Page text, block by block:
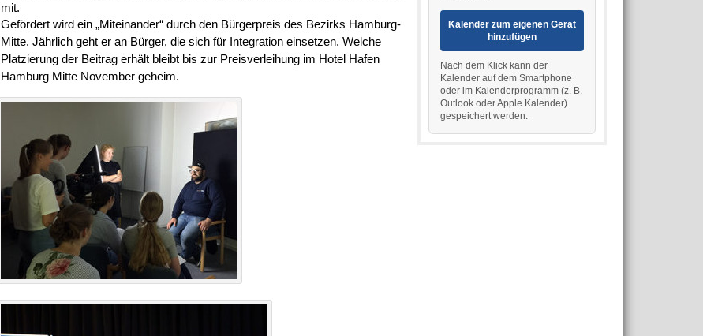
mit.
Gefördert wird ein „Miteinander“ durch den Bürgerpreis des Bezirks Hamburg-
Mitte. Jährlich geht er an Bürger, die sich für Integration einsetzen. Welche
Platzierung der Beitrag erhält bleibt bis zur Preisverleihung im Hotel Hafen
Hamburg Mitte November geheim.
Kalender zum eigenen Gerät
hinzufügen
Nach dem Klick kann der
Kalender auf dem Smartphone
oder im Kalenderprogramm (z. B.
Outlook oder Apple Kalender)
gespeichert werden.